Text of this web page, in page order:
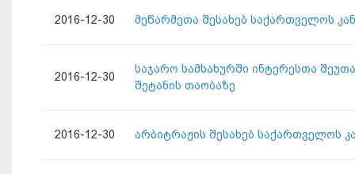
2016-12-30 მეწარმეთა შესახებ საქართველოს
2016-12-30
საჯარო სამსახურში ინტერესთა
შეტანის თაობაზე
2016-12-30 არბიტრაჟის შესახებ საქართველოს